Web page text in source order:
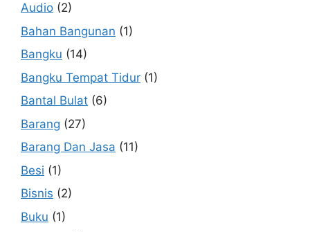
Audio (2)
Bahan Bangunan (1)
Bangku (14)
Bangku Tempat Tidur (1)
Bantal Bulat (6)
Barang (27)
Barang Dan Jasa (11)
Besi (1)
Bisnis (2)
Buku (1)